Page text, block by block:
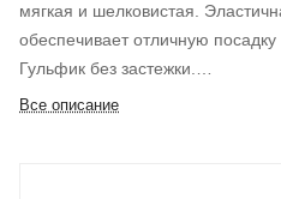
мягкая и шелковистая.
обеспечивает отличную
Гульфик без застежки.
Все описание